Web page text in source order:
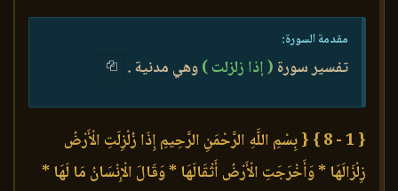
مقدمة السورة:
تفسير سورة ( إذا زلزلت )وهي مدنية .
{ 1 - 8 }
{ بِسْمِ اللَّهِ الرَّحْمَنِ الرَّحِيمِ إِذَا زُلْزِلَتِ الْأَرْضُ
زِلْزَالَهَا * وَأَخْرَجَتِ الْأَرْضُ أَثْقَالَهَا * وَقَالَ الْإِنْسَانُ مَا لَهَا *